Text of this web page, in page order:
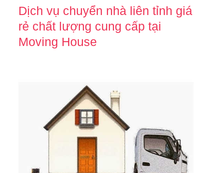
Dịch vụ chuyển nhà liên tỉnh giá
rẻ chất lượng cung cấp tại
Moving House